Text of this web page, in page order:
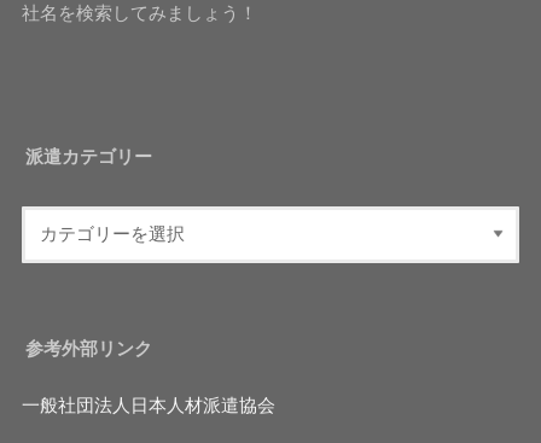
社名を検索してみましょう！
派遣カテゴリー
参考外部リンク
一般社団法人日本人材派遣協会